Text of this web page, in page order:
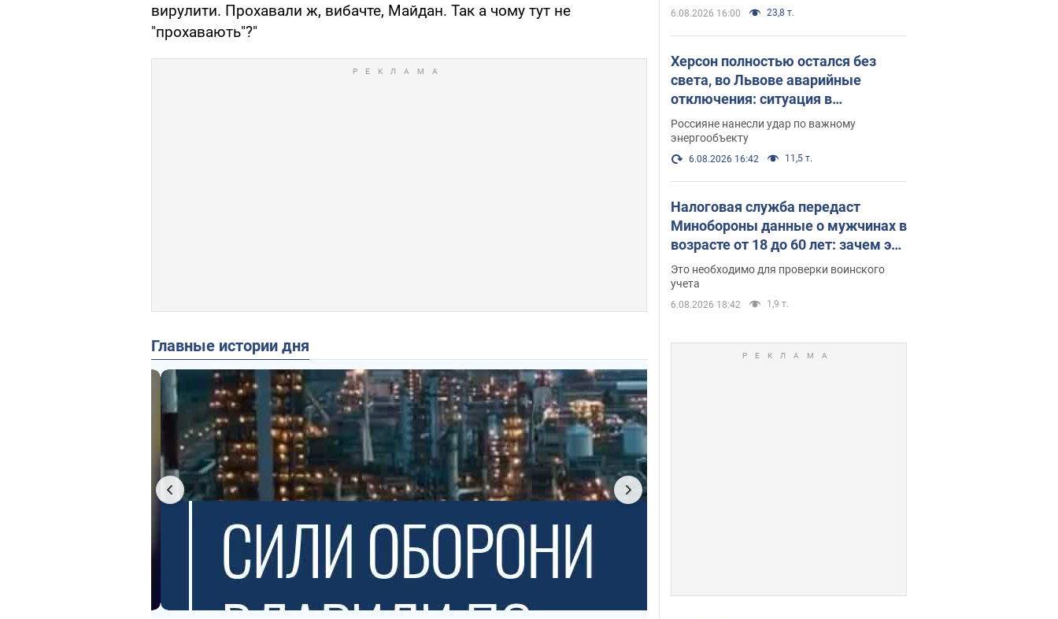
вирулити. Прохавали ж, вибачте, Майдан. Так а чому тут не
"прохавають"?"
Главные истории дня
6.08.2026 16:00 23,8 т.
Херсон полностью остался без
света, во Львове аварийные
отключения: ситуация в
энергосистеме 6 августа
Россияне нанесли удар по важному
энергообъекту
6.08.2026 16:42 11,5 т.
Налоговая служба передаст
Минобороны данные о мужчинах в
возрасте от 18 до 60 лет: зачем это
нужно
Это необходимо для проверки воинского
учета
6.08.2026 18:42 1,9 т.